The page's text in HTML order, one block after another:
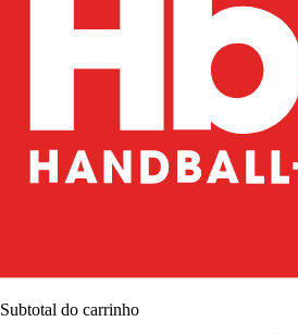
Subtotal do carrinho